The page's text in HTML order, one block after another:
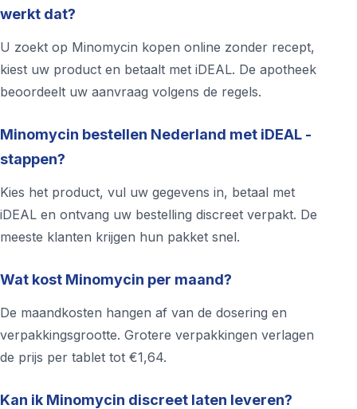
werkt dat?
U zoekt op Minomycin kopen online zonder recept,
kiest uw product en betaalt met iDEAL. De apotheek
beoordeelt uw aanvraag volgens de regels.
Minomycin bestellen Nederland met iDEAL -
stappen?
Kies het product, vul uw gegevens in, betaal met
iDEAL en ontvang uw bestelling discreet verpakt. De
meeste klanten krijgen hun pakket snel.
Wat kost Minomycin per maand?
De maandkosten hangen af van de dosering en
verpakkingsgrootte. Grotere verpakkingen verlagen
de prijs per tablet tot €1,64.
Kan ik Minomycin discreet laten leveren?